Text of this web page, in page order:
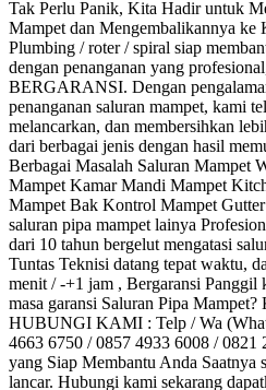
Tak Perlu Panik, Kita Hadir untuk
Mampet dan Mengembalikannya
Plumbing / roter / spiral siap
dengan penanganan yang
BERGARANSI. Dengan
penanganan saluran mampet, kami
melancarkan, dan membersihkan
dari berbagai jenis dengan hasil
Berbagai Masalah Saluran Mampet
Mampet Kamar Mandi Mampet
Mampet Bak Kontrol Mampet
saluran pipa mampet lainya
dari 10 tahun bergelut mengatasi
Tuntas Teknisi datang tepat waktu,
menit / -+1 jam , Bergaransi Panggil
masa garansi Saluran Pipa
HUBUNGI KAMI : Telp / Wa
4663 6750 / 0857 4933 6008 / 0821
yang Siap Membantu Anda Saatnya
lancar. Hubungi kami sekarang